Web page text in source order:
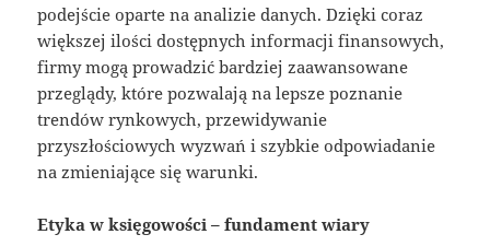
podejście oparte na analizie danych. Dzięki coraz
większej ilości dostępnych informacji finansowych,
firmy mogą prowadzić bardziej zaawansowane
przeglądy, które pozwalają na lepsze poznanie
trendów rynkowych, przewidywanie
przyszłościowych wyzwań i szybkie odpowiadanie
na zmieniające się warunki.
Etyka w księgowości – fundament wiary